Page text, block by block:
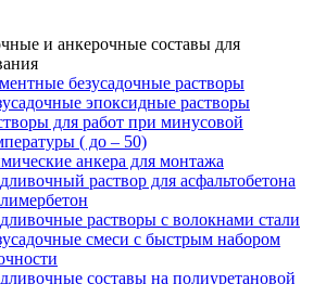
и анкерочные составы для
безусадочные растворы
эпоксидные растворы
для работ при минусовой
( до – 50)
анкера для монтажа
раствор для асфальтобетона
растворы с волокнами стали
смеси с быстрым набором
составы на полиуретановой